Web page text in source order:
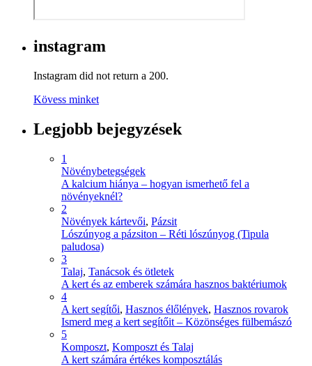
instagram
Instagram did not return a 200.
Kövess minket
Legjobb bejegyzések
1
Növénybetegségek
A kalcium hiánya – hogyan ismerhető fel a
növényeknél?
2
Növények kártevői, Pázsit
Lószúnyog a pázsiton – Réti lószúnyog (Tipula
paludosa)
3
Talaj, Tanácsok és ötletek
A kert és az emberek számára hasznos baktériumok
4
A kert segítői, Hasznos élőlények, Hasznos rovarok
Ismerd meg a kert segítőit – Közönséges fülbemászó
5
Komposzt, Komposzt és Talaj
A kert számára értékes komposztálás